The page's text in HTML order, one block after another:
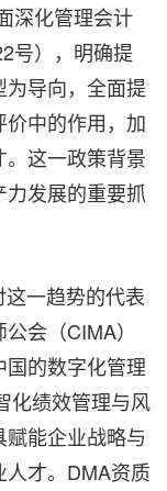
深化管理会计
号），明确提
导向，全面提
中的作用，加
这一政策背景
发展的重要抓
一趋势的代表
会（CIMA）
的数字化管理
化绩效管理与风
能企业战略与
才。DMA资质